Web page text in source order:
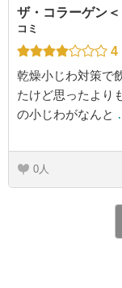
ザ・コラーゲン
コミ
4
乾燥小じわ対策で
たけど思ったより
の小じわがなんと
0